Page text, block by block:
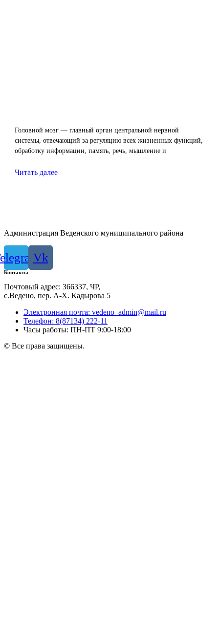
Головной мозг — главный орган центральной нервной
системы, отвечающий за регуляцию всех жизненных функций,
обработку информации, память, речь, мышление и
Читать далее
Администрация Веденского муниципального района
Vk
Контакты
Почтовый адрес: 366337, ЧР,
с.Ведено, пер. А-Х. Кадыровa 5
Электронная почта: vedeno_admin@mail.ru
Телефон: 8(87134) 222-11
Часы работы: ПН-ПТ 9:00-18:00
© Все права защищены.